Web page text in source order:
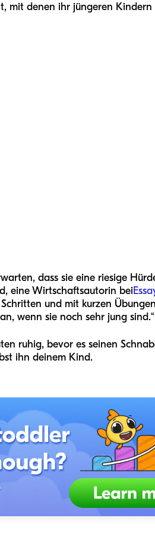
mit denen ihr jüngeren
dass sie eine riesige
eine Wirtschaftsautorin bei
und mit kurzen
wenn sie noch sehr jung sind.“
ruhig, bevor es seinen
ihn deinem Kind.